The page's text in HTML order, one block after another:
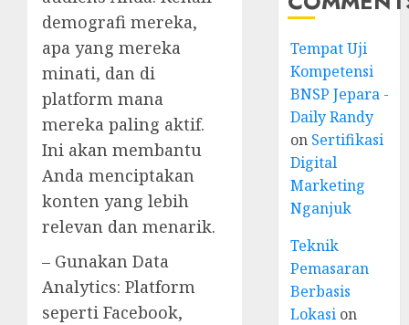
demografi mereka,
apa yang mereka
minati, dan di
platform mana
mereka paling aktif.
Ini akan membantu
Anda menciptakan
konten yang lebih
relevan dan menarik.
– Gunakan Data
Analytics: Platform
seperti Facebook,
Tempat Uji
Kompetensi
BNSP Jepara -
Daily Randy
on Sertifikasi
Digital
Marketing
Nganjuk
Teknik
Pemasaran
Berbasis
Lokasi on